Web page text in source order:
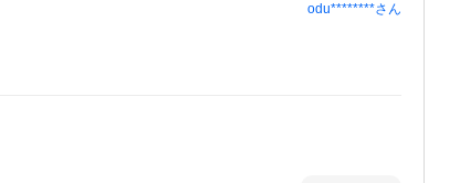
odu********さん